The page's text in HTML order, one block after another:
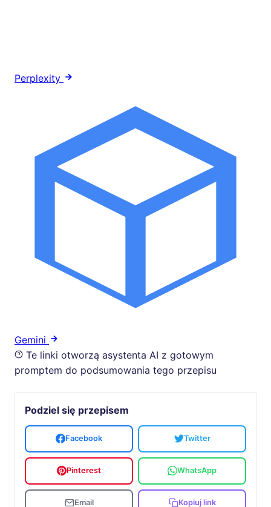
Perplexity
Gemini
Te linki otworzą asystenta AI z gotowym
promptem do podsumowania tego przepisu
Podziel się przepisem
Facebook Twitter
Pinterest WhatsApp
Email Kopiuj link